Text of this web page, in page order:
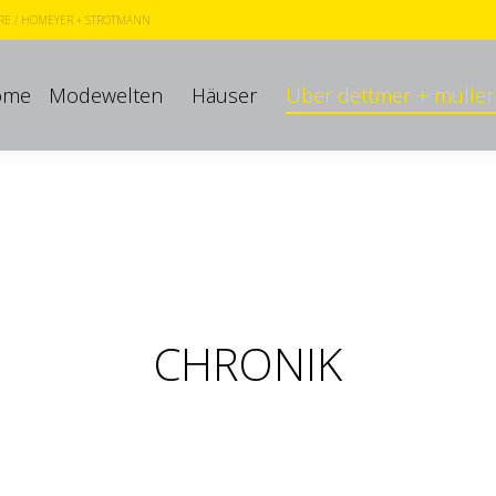
/ HOMEYER + STROTMANN
Modewelten Häuser Über dettmer + müller
CHRONIK
Modewelten Häuser Über dettmer + müller